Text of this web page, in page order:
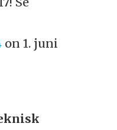
on 1. juni